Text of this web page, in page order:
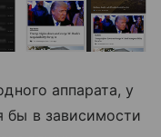
аппарата, у
бы в зависимости